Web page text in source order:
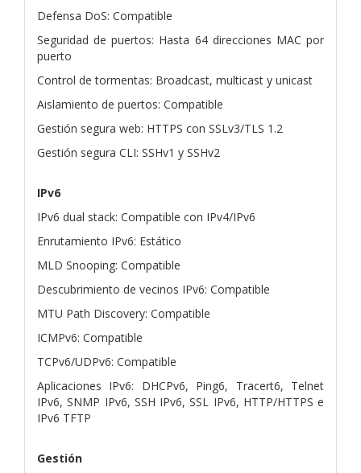
Defensa DoS: Compatible
Seguridad de puertos: Hasta 64 direcciones MAC por
puerto
Control de tormentas: Broadcast, multicast y unicast
Aislamiento de puertos: Compatible
Gestión segura web: HTTPS con SSLv3/TLS 1.2
Gestión segura CLI: SSHv1 y SSHv2
IPv6
IPv6 dual stack: Compatible con IPv4/IPv6
Enrutamiento IPv6: Estático
MLD Snooping: Compatible
Descubrimiento de vecinos IPv6: Compatible
MTU Path Discovery: Compatible
ICMPv6: Compatible
TCPv6/UDPv6: Compatible
Aplicaciones IPv6: DHCPv6, Ping6, Tracert6, Telnet
IPv6, SNMP IPv6, SSH IPv6, SSL IPv6, HTTP/HTTPS e
IPv6 TFTP
Gestión